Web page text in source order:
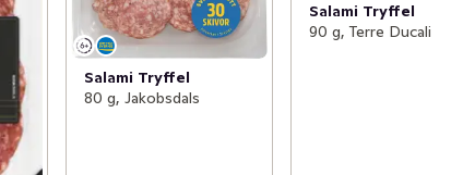
Salami Tryffel
80 g, Jakobsdals
Salami Tryffel
90 g, Terre Ducali